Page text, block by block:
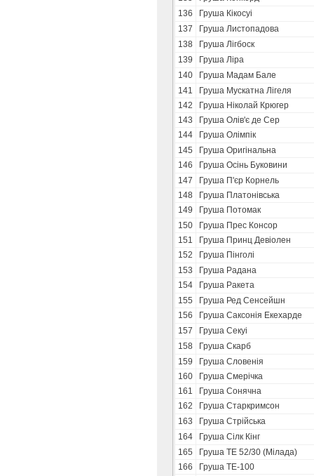
136
Груша Кікосуі
137
Груша Листопадова
138
Груша Лігбоск
139
Груша Ліра
140
Груша Мадам Бале
141
Груша Мускатна Лігеля
142
Груша Ніколай Крюгер
143
Груша Олів'є де Сер
144
Груша Олімпік
145
Груша Оригінальна
146
Груша Осінь Буковини
147
Груша П'єр Корнель
148
Груша Платонівська
149
Груша Потомак
150
Груша Прес Консор
151
Груша Принц Девіолен
152
Груша Пінголі
153
Груша Радана
154
Груша Ракета
155
Груша Ред Сенсейшн
156
Груша Саксонія Екехарде
157
Груша Секуі
158
Груша Скарб
159
Груша Словенія
160
Груша Смерічка
161
Груша Сонячна
162
Груша Старкримсон
163
Груша Стрійська
164
Груша Сілк Кінг
165
Груша ТЕ 52/30 (Мілада)
166
Груша ТЕ-100